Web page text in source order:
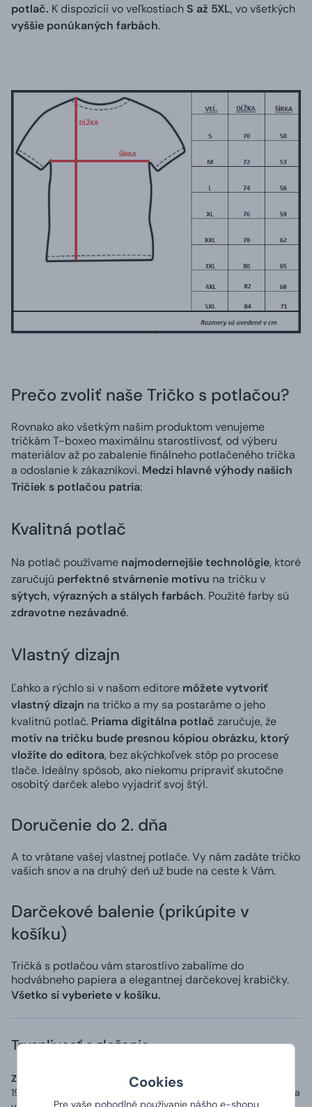
Cookies
Pre vaše pohodlné používanie nášho e-shopu
potlač. K dispozícii vo veľkostiach S až 5XL, vo všetkých
vyššie ponúkaných farbách.
Prečo zvoliť naše Tričko s potlačou?
Rovnako ako všetkým našim produktom venujeme
tričkám T-boxeo maximálnu starostlivosť, od výberu
materiálov až po zabalenie finálneho potlačeného trička
a odoslanie k zákazníkovi. Medzi hlavné výhody našich
Tričiek s potlačou patria:
Kvalitná potlač
Na potlač používame najmodernejšie technológie, ktoré
zaručujú perfektné stvárnenie motívu na tričku v
sýtych, výrazných a stálych farbách. Použité farby sú
zdravotne nezávadné.
Vlastný dizajn
Ľahko a rýchlo si v našom editore môžete vytvoriť
vlastný dizajn na tričko a my sa postaráme o jeho
kvalitnú potlač. Priama digitálna potlač zaručuje, že
motív na tričku bude presnou kópiou obrázku, ktorý
vložíte do editora, bez akýchkoľvek stôp po procese
tlače. Ideálny spôsob, ako niekomu pripraviť skutočne
osobitý darček alebo vyjadriť svoj štýl.
Doručenie do 2. dňa
A to vrátane vašej vlastnej potlače. Vy nám zadáte tričko
vašich snov a na druhý deň už bude na ceste k Vám.
Darčekové balenie (prikúpite v
košíku)
Tričká s potlačou vám starostlivo zabalíme do
hodvábneho papiera a elegantnej darčekovej krabičky.
Všetko si vyberiete v košíku.
Trvanlivosť a zloženie
Zoznam zložiek (zloženie): Materiál: 100% bavlna o gramáži až
190 g/m2, přídavek 5 % elastanu v průkrčníku a zpevňující páska